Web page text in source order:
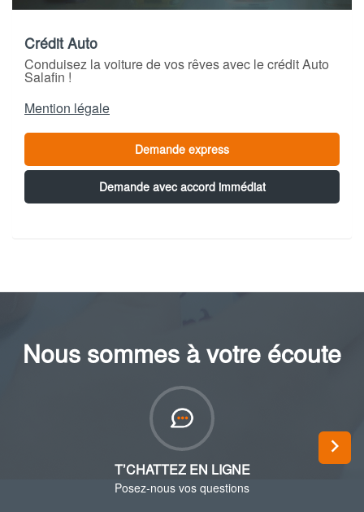
Crédit Auto
Conduisez la voiture de vos rêves avec le crédit Auto
Salafin !
Mention légale
Demande express
Demande avec accord immédiat
Nous sommes à votre écoute
T’CHATTEZ EN LIGNE
Posez-nous vos questions
Next